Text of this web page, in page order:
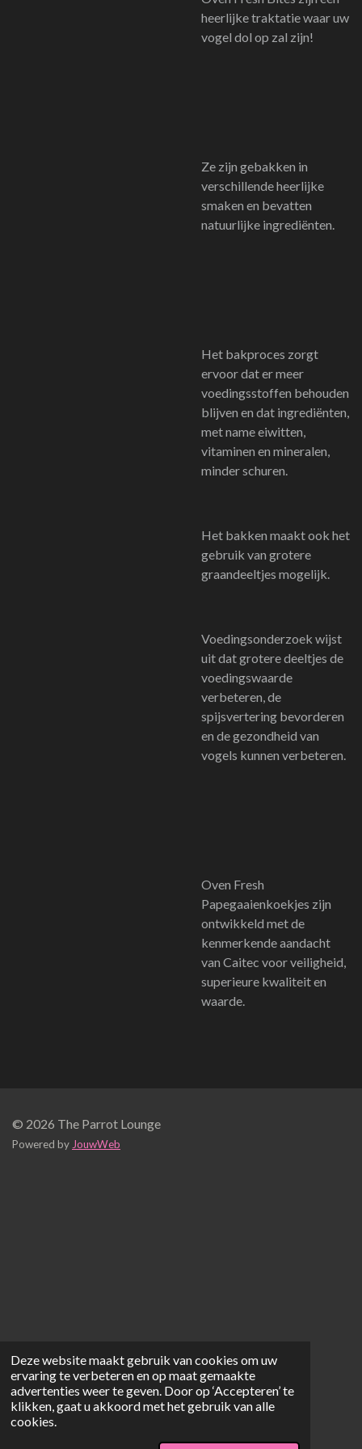
Deze website maakt gebruik van cookies om uw
ervaring te verbeteren en op maat gemaakte
advertenties weer te geven. Door op ‘Accepteren’ te
klikken, gaat u akkoord met het gebruik van alle
cookies.
heerlijke traktatie waar uw
vogel dol op zal zijn!
Ze zijn gebakken in
verschillende heerlijke
smaken en bevatten
natuurlijke ingrediënten.
Het bakproces zorgt
ervoor dat er meer
voedingsstoffen behouden
blijven en dat ingrediënten,
met name eiwitten,
vitaminen en mineralen,
minder schuren.
Het bakken maakt ook het
gebruik van grotere
graandeeltjes mogelijk.
Voedingsonderzoek wijst
uit dat grotere deeltjes de
voedingswaarde
verbeteren, de
spijsvertering bevorderen
en de gezondheid van
vogels kunnen verbeteren.
Oven Fresh
Papegaaienkoekjes zijn
ontwikkeld met de
kenmerkende aandacht
van Caitec voor veiligheid,
superieure kwaliteit en
waarde.
© 2026 The Parrot Lounge
Powered by JouwWeb